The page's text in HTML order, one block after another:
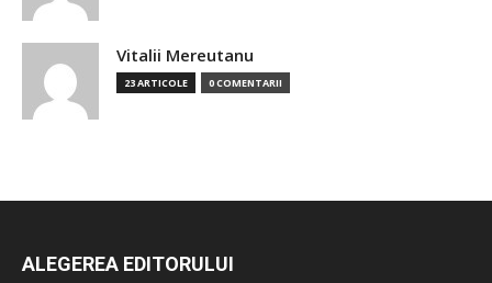
Vitalii Mereutanu
23 ARTICOLE 0 COMENTARII
ALEGEREA EDITORULUI